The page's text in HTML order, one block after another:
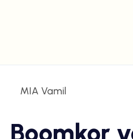
MIA Vamil
Boomkor